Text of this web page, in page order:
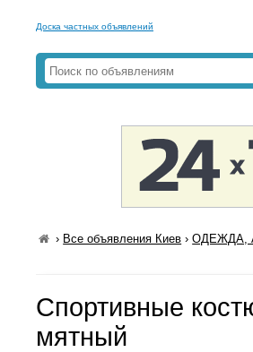
Доска частных объявлений
› Все объявления Киев ›ОДЕЖДА,
Спортивные
мятный